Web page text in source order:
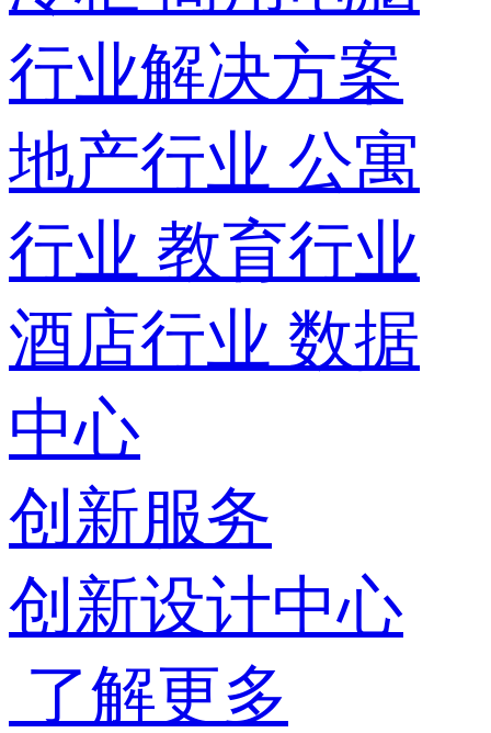
行业解决方案
地产行业 公寓
行业 教育行业
酒店行业 数据
中心
创新服务
创新设计中心
了解更多